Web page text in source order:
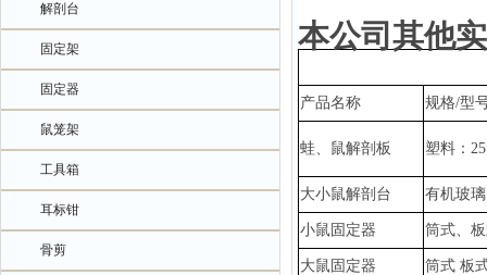
解剖台
固定架
固定器
鼠笼架
工具箱
耳标钳
骨剪
本公司其他
产品名称 规格/型
蛙、鼠解剖板 塑料：
大小鼠解剖台 有机玻
小鼠固定器 筒式、
大鼠固定器 筒式 板